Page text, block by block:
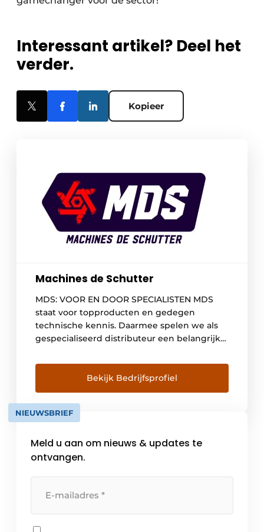
Interessant artikel? Deel het
verder.
Kopieer
Machines de Schutter
MDS: VOOR EN DOOR SPECIALISTEN MDS
staat voor topproducten en gedegen
technische kennis. Daarmee spelen we als
gespecialiseerd distributeur een belangrijke
kunnen rekenen op het beste advies,
producten van topkwaliteit en service
waardoor hun werk altijd door blijft gaan.
HOOGWAARDIGE PRODUCTEN MDS werkt
uitsluitend met de beste […]
Bekijk Bedrijfsprofiel
NIEUWSBRIEF
Meld u aan om nieuws & updates te
ontvangen.